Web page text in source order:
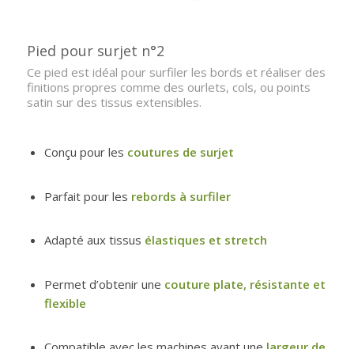
Pied pour surjet n°2
Ce pied est idéal pour surfiler les bords et réaliser des
finitions propres comme des ourlets, cols, ou points
satin sur des tissus extensibles.
Conçu pour les coutures de surjet
Parfait pour les rebords à surfiler
Adapté aux tissus élastiques et stretch
Permet d’obtenir une couture plate, résistante et
flexible